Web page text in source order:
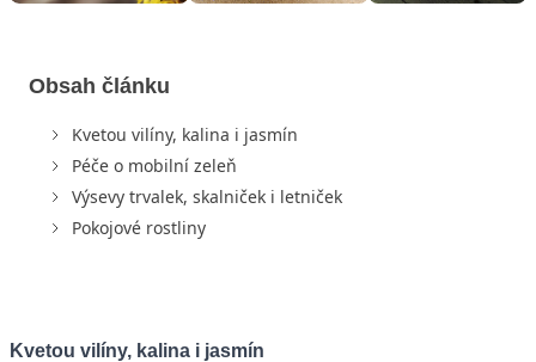
Obsah článku
Kvetou vilíny, kalina i jasmín
Péče o mobilní zeleň
Výsevy trvalek, skalniček i letniček
Pokojové rostliny
Kvetou vilíny, kalina i jasmín